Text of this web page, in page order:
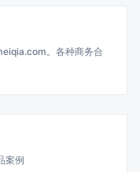
。各种商务合
案例